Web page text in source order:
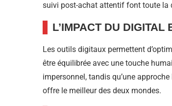
suivi post-achat attentif font toute la
L’IMPACT DU DIGITAL
Les outils digitaux permettent
être équilibrée avec une touche
impersonnel, tandis qu’une
offre le meilleur des deux mondes.